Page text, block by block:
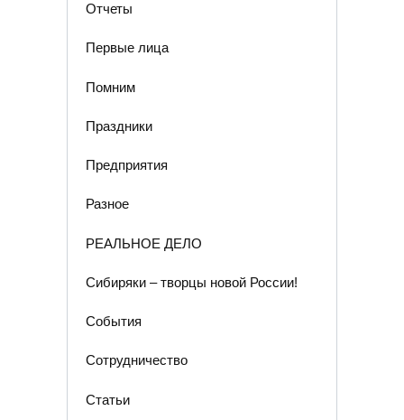
Отчеты
Первые лица
Помним
Праздники
Предприятия
Разное
РЕАЛЬНОЕ ДЕЛО
Сибиряки – творцы новой России!
События
Сотрудничество
Статьи